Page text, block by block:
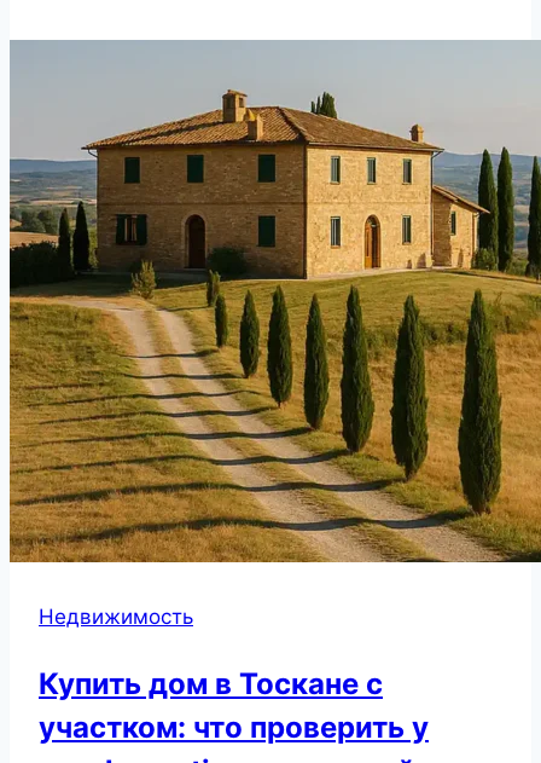
Недвижимость
Купить дом в Тоскане с
участком: что проверить у